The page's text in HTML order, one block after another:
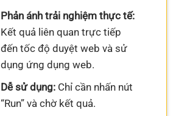
Phản ánh trải nghiệm thực tế:
Kết quả liên quan trực tiếp
đến tốc độ duyệt web và sử
dụng ứng dụng web.
Dễ sử dụng:Chỉ cần nhấn nút
“Run” và chờ kết quả.